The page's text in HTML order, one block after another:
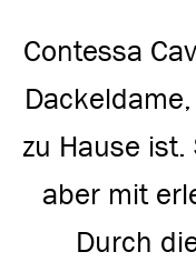
Contessa
zu Hause
aber mit
Durch